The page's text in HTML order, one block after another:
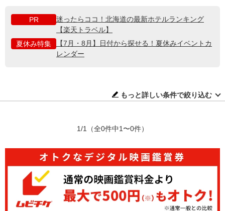
PR
迷ったらココ！北海道の最新ホテルランキング
【楽天トラベル】
夏休み特集
【7月・8月】日付から探せる！夏休みイベントカ
レンダー
もっと詳しい条件で絞り込む
1/1 （全0件中1〜0件）